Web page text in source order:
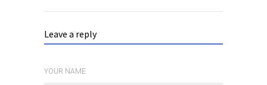
Leave a reply
YOUR NAME